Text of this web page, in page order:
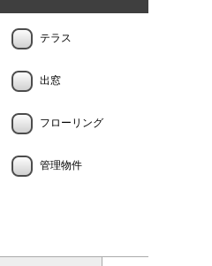
テラス
出窓
フローリング
管理物件